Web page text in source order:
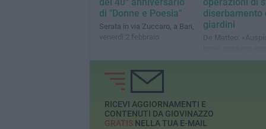
di "Donne e Poesia"
Serata in via Zuccaro, a Bari,
venerdì 2 febbraio
diserbamento
giardini
De Matteo:
breve possano
al pubblico»
RICEVI AGGIORNAMENTI E
CONTENUTI DA GIOVINAZZO
GRATISNELLA TUA E-MAIL